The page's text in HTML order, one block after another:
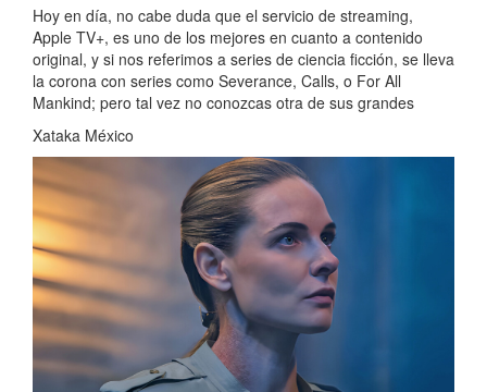
Hoy en día, no cabe duda que el servicio de streaming,
Apple TV+, es uno de los mejores en cuanto a contenido
original, y si nos referimos a series de ciencia ficción, se lleva
la corona con series como Severance, Calls, o For All
Mankind; pero tal vez no conozcas otra de sus grandes
Xataka México